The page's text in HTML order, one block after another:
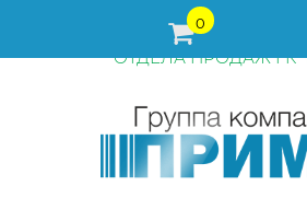
0
ПЕРЕД ОФОРМЛЕНИЕМ ЗАКАЗА,
ПОСТАВКИ ТОВАРА
ОТДЕЛА ПРОДАЖ ГК